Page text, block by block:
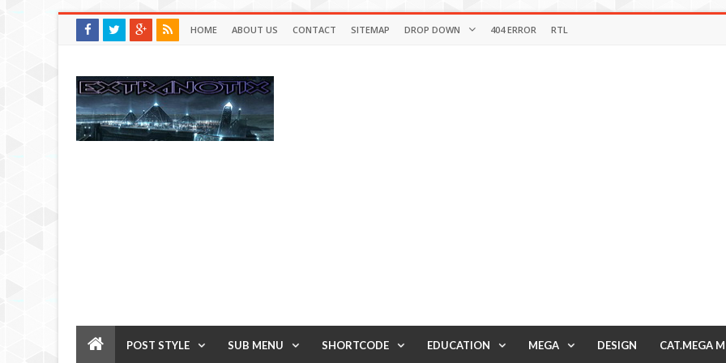
HOME ABOUT US CONTACT SITEMAP DROP DOWN 404 ERROR RTL
POST STYLE SUB MENU SHORTCODE EDUCATION MEGA DESIGN CAT.MEGA